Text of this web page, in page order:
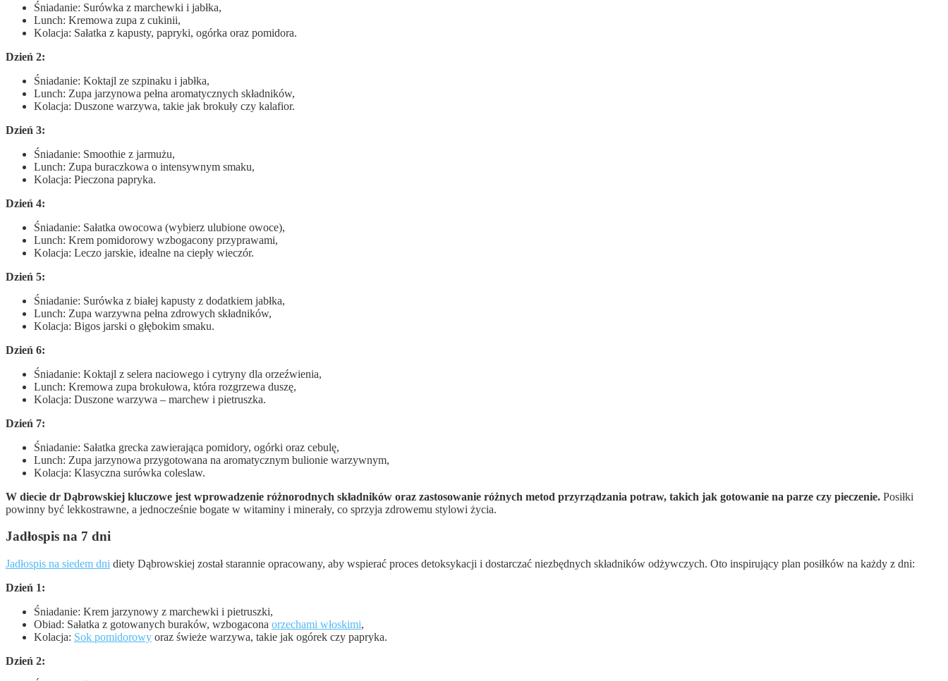
Śniadanie: Surówka z marchewki i jabłka,
Lunch: Kremowa zupa z cukinii,
Kolacja: Sałatka z kapusty, papryki, ogórka oraz pomidora.
Dzień 2:
Śniadanie: Koktajl ze szpinaku i jabłka,
Lunch: Zupa jarzynowa pełna aromatycznych składników,
Kolacja: Duszone warzywa, takie jak brokuły czy kalafior.
Dzień 3:
Śniadanie: Smoothie z jarmużu,
Lunch: Zupa buraczkowa o intensywnym smaku,
Kolacja: Pieczona papryka.
Dzień 4:
Śniadanie: Sałatka owocowa (wybierz ulubione owoce),
Lunch: Krem pomidorowy wzbogacony przyprawami,
Kolacja: Leczo jarskie, idealne na ciepły wieczór.
Dzień 5:
Śniadanie: Surówka z białej kapusty z dodatkiem jabłka,
Lunch: Zupa warzywna pełna zdrowych składników,
Kolacja: Bigos jarski o głębokim smaku.
Dzień 6:
Śniadanie: Koktajl z selera naciowego i cytryny dla orzeźwienia,
Lunch: Kremowa zupa brokułowa, która rozgrzewa duszę,
Kolacja: Duszone warzywa – marchew i pietruszka.
Dzień 7:
Śniadanie: Sałatka grecka zawierająca pomidory, ogórki oraz cebulę,
Lunch: Zupa jarzynowa przygotowana na aromatycznym bulionie warzywnym,
Kolacja: Klasyczna surówka coleslaw.
W diecie dr Dąbrowskiej kluczowe jest wprowadzenie różnorodnych składników oraz zastosowanie różnych metod przyrządzania potraw, takich jak gotowanie na parze czy pieczenie. Posiłki
powinny być lekkostrawne, a jednocześnie bogate w witaminy i minerały, co sprzyja zdrowemu stylowi życia.
Jadłospis na 7 dni
Jadłospis na siedem dni diety Dąbrowskiej został starannie opracowany, aby wspierać proces detoksykacji i dostarczać niezbędnych składników odżywczych. Oto inspirujący plan posiłków na każdy z dni:
Dzień 1:
Śniadanie: Krem jarzynowy z marchewki i pietruszki,
Obiad: Sałatka z gotowanych buraków, wzbogacona orzechami włoskimi,
Kolacja: Sok pomidorowy oraz świeże warzywa, takie jak ogórek czy papryka.
Dzień 2: